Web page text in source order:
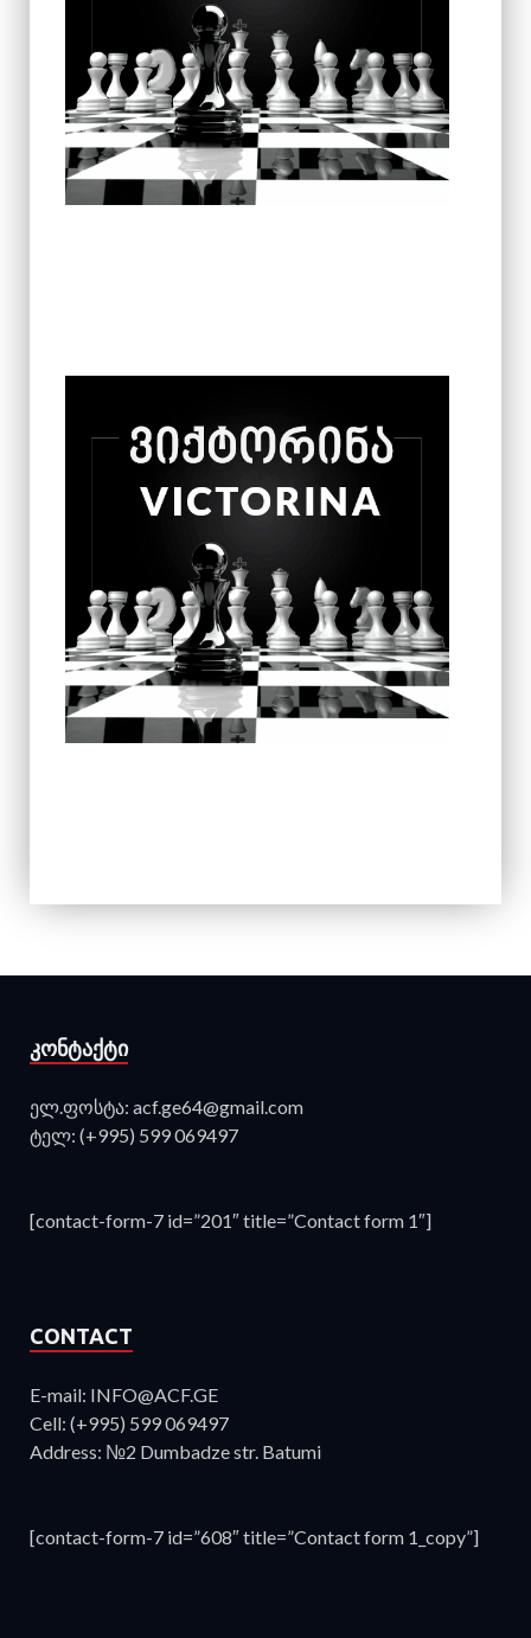
ᲙᲝᲜᲢᲐᲥᲢᲘ
ელ.ფოსტა: acf.ge64@gmail.com
ტელ: (+995) 599 069497
[contact-form-7 id=”201″ title=”Contact form 1″]
CONTACT
E-mail: INFO@ACF.GE
Cell: (+995) 599 069497
Address: №2 Dumbadze str. Batumi
[contact-form-7 id=”608″ title=”Contact form 1_copy”]